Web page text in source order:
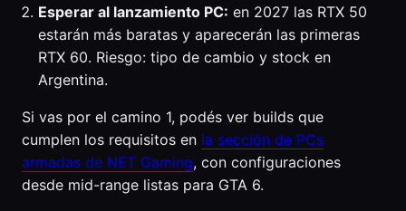
Esperar al lanzamiento PC: en 2027 las RTX 50
estarán más baratas y aparecerán las primeras
RTX 60. Riesgo: tipo de cambio y stock en
Argentina.
Si vas por el camino 1, podés ver builds que
cumplen los requisitos en la sección de PCs
armadas de NET Gaming, con configuraciones
desde mid-range listas para GTA 6.